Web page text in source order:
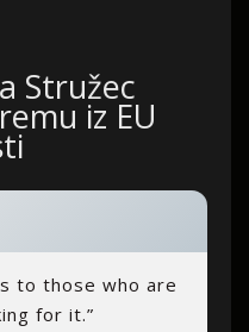
Stružec
iz EU
to those who are
for it.”